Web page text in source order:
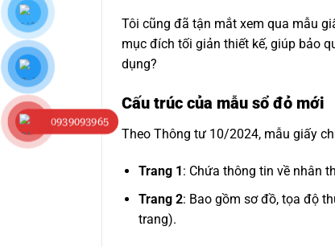
Tôi cũng đã tận mắt xem qua mẫu
mục đích tối giản thiết kế, giúp bảo
dụng?
Cấu trúc của mẫu sổ đỏ mới
Theo Thông tư 10/2024, mẫu giấy
Trang 1: Chứa thông tin về nhân
Trang 2: Bao gồm sơ đồ, tọa độ
trang).
0939093965